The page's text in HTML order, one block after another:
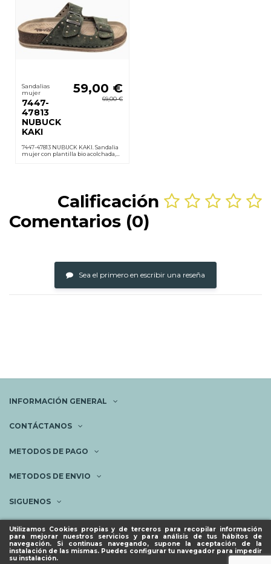
Utilizamos Cookies propias y de terceros para recopilar información
para mejorar nuestros servicios y para análisis de tus hábitos de
navegación. Si continuas navegando, supone la aceptación de la
instalación de las mismas. Puedes configurar tu navegador para impedir
su instalación.
Sandalias
mujer
7447-
47813
NUBUCK
KAKI
59,00 €
69,00 €
7447-47813 NUBUCK KAKI. Sandalia
mujer con plantilla bio acolchada,
Calificación
Comentarios (0)
Sea el primero en escribir una reseña
INFORMACIÓN GENERAL
CONTÁCTANOS
METODOS DE PAGO
METODOS DE ENVIO
SIGUENOS
NEWSLETTER